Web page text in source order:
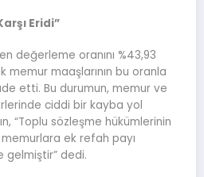
Eridi”
değerleme oranını %43,93
memur maaşlarının bu oranla
etti. Bu durumun, memur ve
ciddi bir kayba yol
“Toplu sözleşme hükümlerinin
ek refah payı
gelmiştir” dedi.